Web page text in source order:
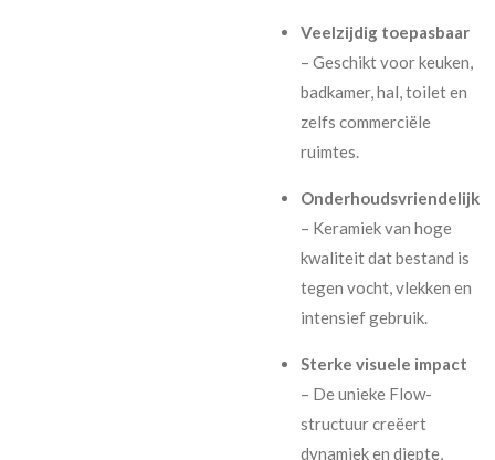
Veelzijdig toepasbaar
– Geschikt voor keuken,
badkamer, hal, toilet en
zelfs commerciële
ruimtes.
Onderhoudsvriendelijk
– Keramiek van hoge
kwaliteit dat bestand is
tegen vocht, vlekken en
intensief gebruik.
Sterke visuele impact
– De unieke Flow-
structuur creëert
dynamiek en diepte,